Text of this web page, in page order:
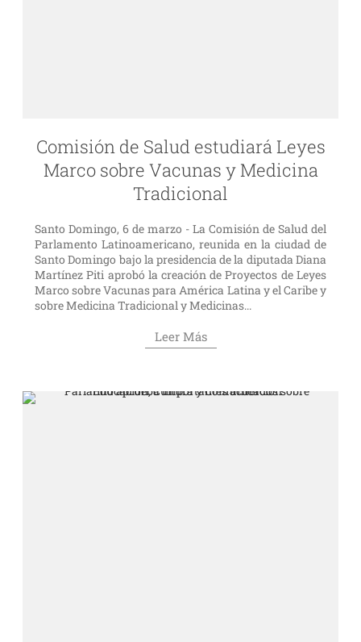
Comisión de Salud estudiará Leyes
Marco sobre Vacunas y Medicina
Tradicional
Santo Domingo, 6 de marzo - La Comisión de Salud del
Parlamento Latinoamericano, reunida en la ciudad de
Santo Domingo bajo la presidencia de la diputada Diana
Martínez Piti aprobó la creación de Proyectos de Leyes
Marco sobre Vacunas para América Latina y el Caribe y
sobre Medicina Tradicional y Medicinas...
Leer Más